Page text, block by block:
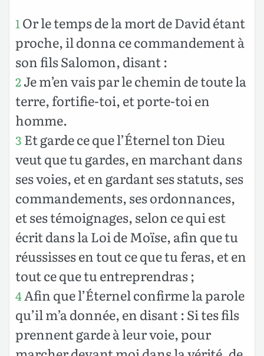
1Or le temps de la mort de David étant
proche, il donna ce commandement à
son fils Salomon, disant :
2Je m’en vais par le chemin de toute la
terre, fortifie-toi, et porte-toi en
homme.
3 Et garde ce que l’Éternel ton Dieu
veut que tu gardes, en marchant dans
ses voies, et en gardant ses statuts, ses
commandements, ses ordonnances,
et ses témoignages, selon ce qui est
écrit dans la Loi de Moïse, afin que tu
réussisses en tout ce que tu feras, et en
tout ce que tu entreprendras ;
4Afin que l’Éternel confirme la parole
qu’il m’a donnée, en disant : Si tes fils
prennent garde à leur voie, pour